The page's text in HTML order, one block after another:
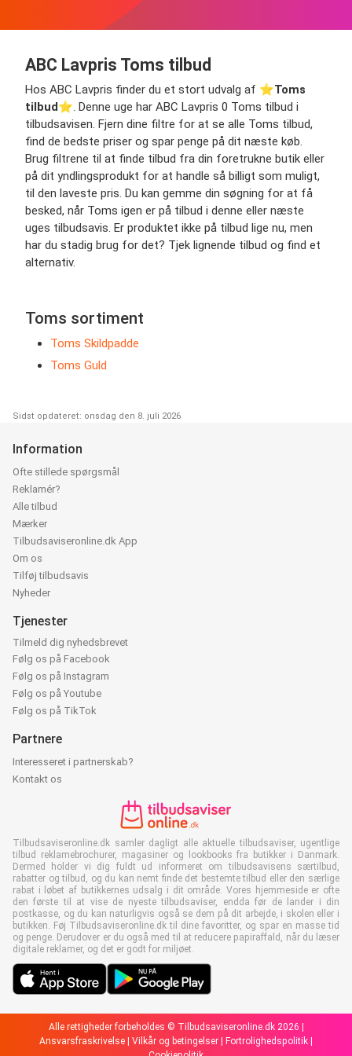
ABC Lavpris Toms tilbud
Hos ABC Lavpris finder du et stort udvalg af ⭐️Toms
tilbud⭐️. Denne uge har ABC Lavpris 0 Toms tilbud i
tilbudsavisen. Fjern dine filtre for at se alle Toms tilbud,
find de bedste priser og spar penge på dit næste køb.
Brug filtrene til at finde tilbud fra din foretrukne butik eller
på dit yndlingsprodukt for at handle så billigt som muligt,
til den laveste pris. Du kan gemme din søgning for at få
besked, når Toms igen er på tilbud i denne eller næste
uges tilbudsavis. Er produktet ikke på tilbud lige nu, men
har du stadig brug for det? Tjek lignende tilbud og find et
alternativ.
Toms sortiment
Toms Skildpadde
Toms Guld
Sidst opdateret: onsdag den 8. juli 2026
Information
Ofte stillede spørgsmål
Reklamér?
Alle tilbud
Mærker
Tilbudsaviseronline.dk App
Om os
Tilføj tilbudsavis
Nyheder
Tjenester
Tilmeld dig nyhedsbrevet
Følg os på Facebook
Følg os på Instagram
Følg os på Youtube
Følg os på TikTok
Partnere
Interesseret i partnerskab?
Kontakt os
Tilbudsaviseronline.dk samler dagligt alle aktuelle tilbudsaviser, ugentlige
tilbud reklamebrochurer, magasiner og lookbooks fra butikker i Danmark.
Dermed holder vi dig fuldt ud informeret om tilbudsavisens særtilbud,
rabatter og tilbud, og du kan nemt finde det bestemte tilbud eller den særlige
rabat i løbet af butikkernes udsalg i dit område. Vores hjemmeside er ofte
den første til at vise de nyeste tilbudsaviser, endda før de lander i din
postkasse, og du kan naturligvis også se dem på dit arbejde, i skolen eller i
butikken. Føj Tilbudsaviseronline.dk til dine favoritter, og spar en masse tid
og penge. Derudover er du også med til at reducere papiraffald, når du læser
digitale reklamer, og det er godt for miljøet.
Alle rettigheder forbeholdes © Tilbudsaviseronline.dk 2026 |
Ansvarsfraskrivelse | Vilkår og betingelser | Fortrolighedspolitik |